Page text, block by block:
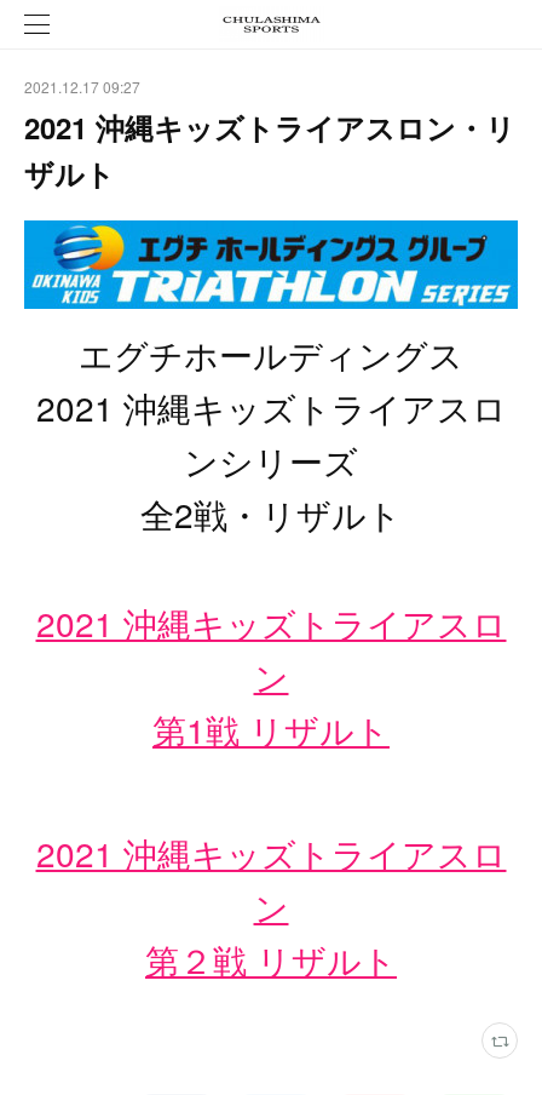
2021.12.17 09:27
2021 沖縄キッズトライアスロン・リ
ザルト
エグチホールディングス
2021 沖縄キッズトライアスロ
ンシリーズ
全2戦・リザルト
2021 沖縄キッズトライアスロ
ン
第1戦 リザルト
2021 沖縄キッズトライアスロ
ン
第２戦 リザルト